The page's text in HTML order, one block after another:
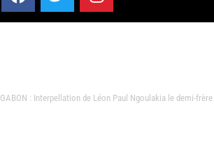
GABON : Interpellation de Léon Paul Ngoulakia le demi-